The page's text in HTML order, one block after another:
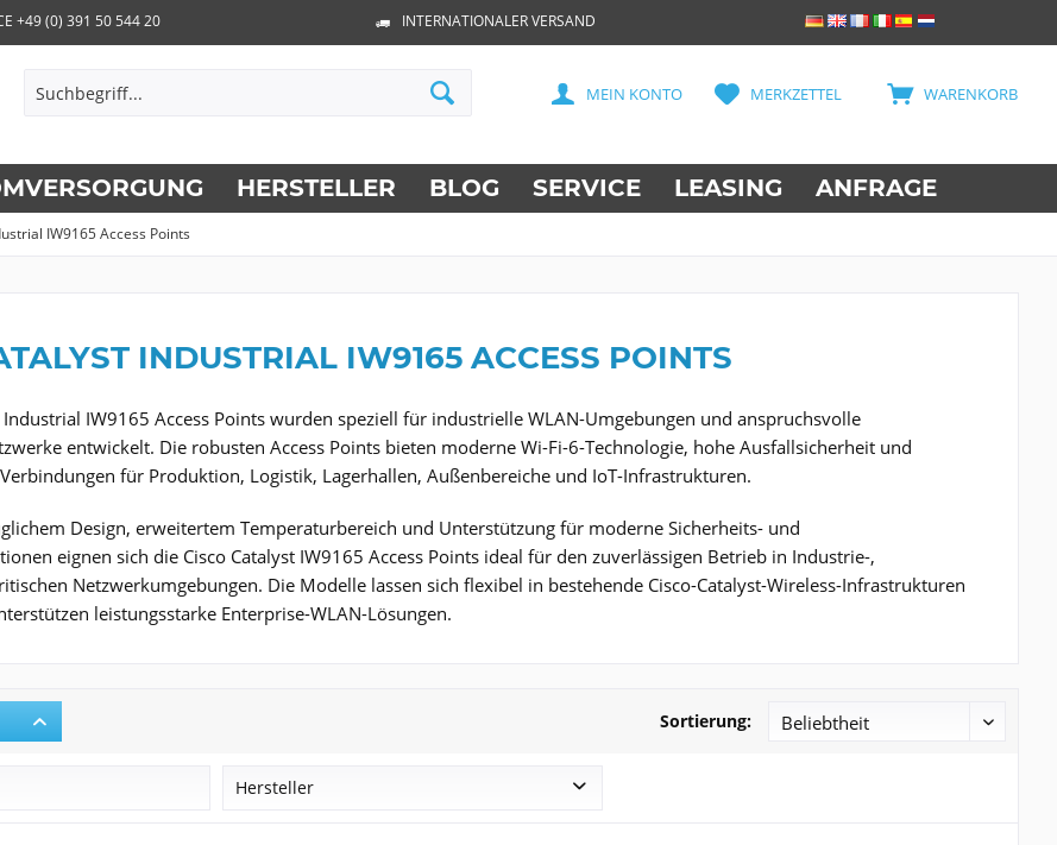
+49 (0) 391 50 544 20 INTERNATIONALER VERSAND
WARENKORB
MERKZETTEL
MEIN KONTO
HERSTELLER BLOG SERVICE LEASING ANFRAGE
IW9165 Access Points
INDUSTRIAL IW9165 ACCESS POINTS
Industrial IW9165 Access Points wurden speziell für industrielle WLAN-Umgebungen und anspruchsvolle
entwickelt. Die robusten Access Points bieten moderne Wi-Fi-6-Technologie, hohe Ausfallsicherheit und
für Produktion, Logistik, Lagerhallen, Außenbereiche und IoT-Infrastrukturen.
Design, erweitertem Temperaturbereich und Unterstützung für moderne Sicherheits- und
eignen sich die Cisco Catalyst IW9165 Access Points ideal für den zuverlässigen Betrieb in Industrie-,
Netzwerkumgebungen. Die Modelle lassen sich flexibel in bestehende Cisco-Catalyst-Wireless-Infrastrukturen
leistungsstarke Enterprise-WLAN-Lösungen.
Sortierung:
Hersteller